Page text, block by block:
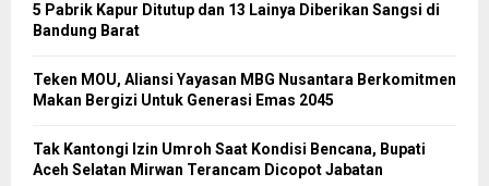
5 Pabrik Kapur Ditutup dan 13 Lainya Diberikan Sangsi di
Bandung Barat
Teken MOU, Aliansi Yayasan MBG Nusantara Berkomitmen
Makan Bergizi Untuk Generasi Emas 2045
Tak Kantongi Izin Umroh Saat Kondisi Bencana, Bupati
Aceh Selatan Mirwan Terancam Dicopot Jabatan